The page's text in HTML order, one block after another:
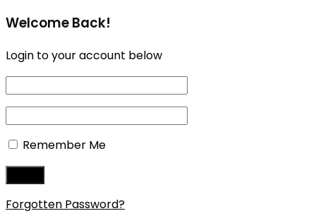
Welcome Back!
Login to your account below
Remember Me
Forgotten Password?